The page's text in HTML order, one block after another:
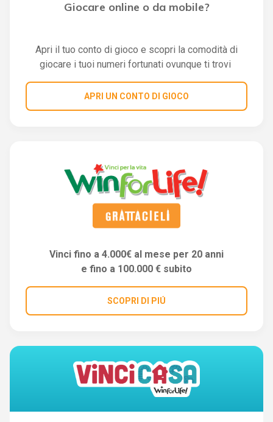
Giocare online o da mobile?
Apri il tuo conto di gioco e scopri la comodità di
giocare i tuoi numeri fortunati ovunque ti trovi
APRI UN CONTO DI GIOCO
Vinci fino a 4.000€ al mese per 20 anni
e fino a 100.000 € subito
SCOPRI DI PIÚ